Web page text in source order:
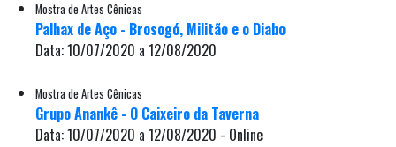
Mostra de Artes Cênicas
Palhax de Aço - Brosogó, Militão e o Diabo
Data: 10/07/2020 a 12/08/2020
Mostra de Artes Cênicas
Grupo Anankê - O Caixeiro da Taverna
Data: 10/07/2020 a 12/08/2020 - Online